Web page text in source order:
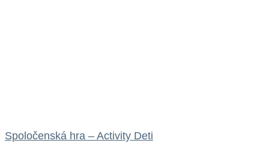
Spoločenská hra – Activity Deti